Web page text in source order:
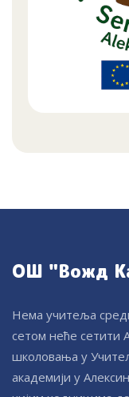
ОШ "Вожд
Нема учитеља
сетом неће сетити
школовања у
академији у